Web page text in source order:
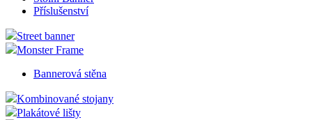
Příslušenství
Street banner
Monster Frame
Bannerová stěna
Kombinované stojany
Plakátové lišty